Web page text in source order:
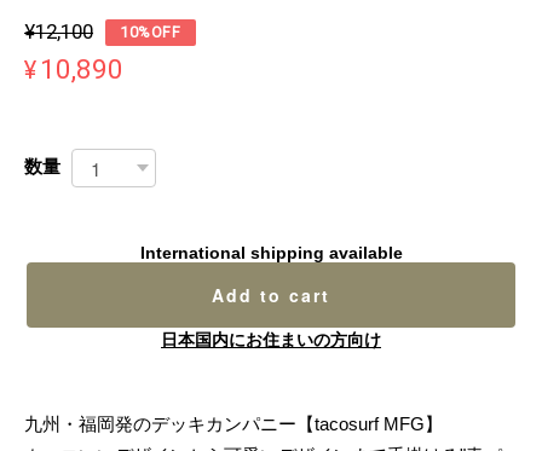
¥12,100 10%OFF
¥10,890
数量
International shipping available
Add to cart
日本国内にお住まいの方向け
九州・福岡発のデッキカンパニー【tacosurf MFG】